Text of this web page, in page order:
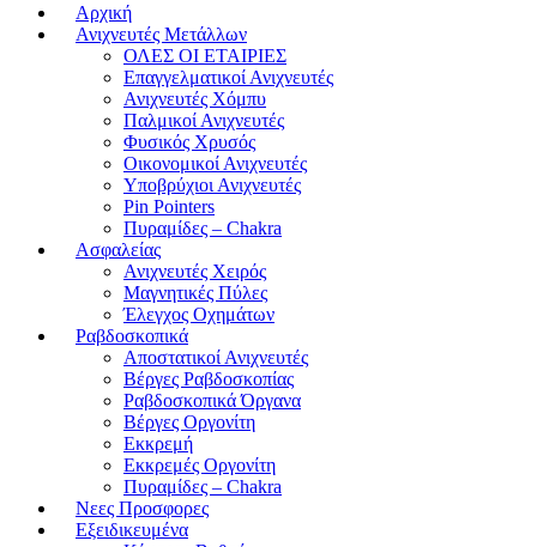
Αρχική
Ανιχνευτές Μετάλλων
ΟΛΕΣ ΟΙ ΕΤΑΙΡΙΕΣ
Επαγγελματικοί Ανιχνευτές
Ανιχνευτές Χόμπυ
Παλμικοί Ανιχνευτές
Φυσικός Χρυσός
Οικονομικοί Ανιχνευτές
Υποβρύχιοι Ανιχνευτές
Pin Pointers
Πυραμίδες – Chakra
Ασφαλείας
Ανιχνευτές Χειρός
Μαγνητικές Πύλες
Έλεγχος Οχημάτων
Ραβδοσκοπικά
Αποστατικοί Ανιχνευτές
Βέργες Ραβδοσκοπίας
Ραβδοσκοπικά Όργανα
Βέργες Οργονίτη
Εκκρεμή
Εκκρεμές Οργονίτη
Πυραμίδες – Chakra
Νεες Προσφορες
Εξειδικευμένα